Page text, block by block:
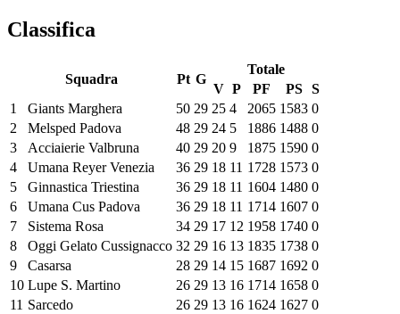
Classifica
Squadra Pt G
Totale
V P PF PS
S
1
Giants Marghera 50 29 25 4 2065 1583 0
2
Melsped Padova 48 29 24 5 1886 1488 0
3
Acciaierie Valbruna 40 29 20 9 1875 1590 0
4
Umana Reyer Venezia 36 29 18 11 1728 1573 0
5
Ginnastica Triestina 36 29 18 11 1604 1480 0
6
Umana Cus Padova 36 29 18 11 1714 1607 0
7
Sistema Rosa 34 29 17 12 1958 1740 0
8
Oggi Gelato Cussignacco 32 29 16 13 1835 1738 0
9
Casarsa 28 29 14 15 1687 1692 0
10 Lupe S. Martino 26 29 13 16 1714 1658 0
11 Sarcedo 26 29 13 16 1624 1627 0